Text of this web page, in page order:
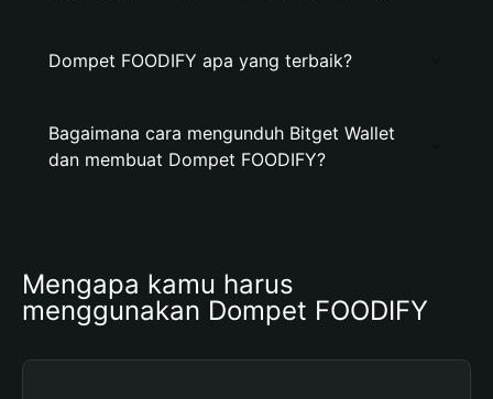
Dompet FOODIFY apa yang terbaik?
Bagaimana cara mengunduh Bitget Wallet
dan membuat Dompet FOODIFY?
Mengapa kamu harus
menggunakan Dompet FOODIFY